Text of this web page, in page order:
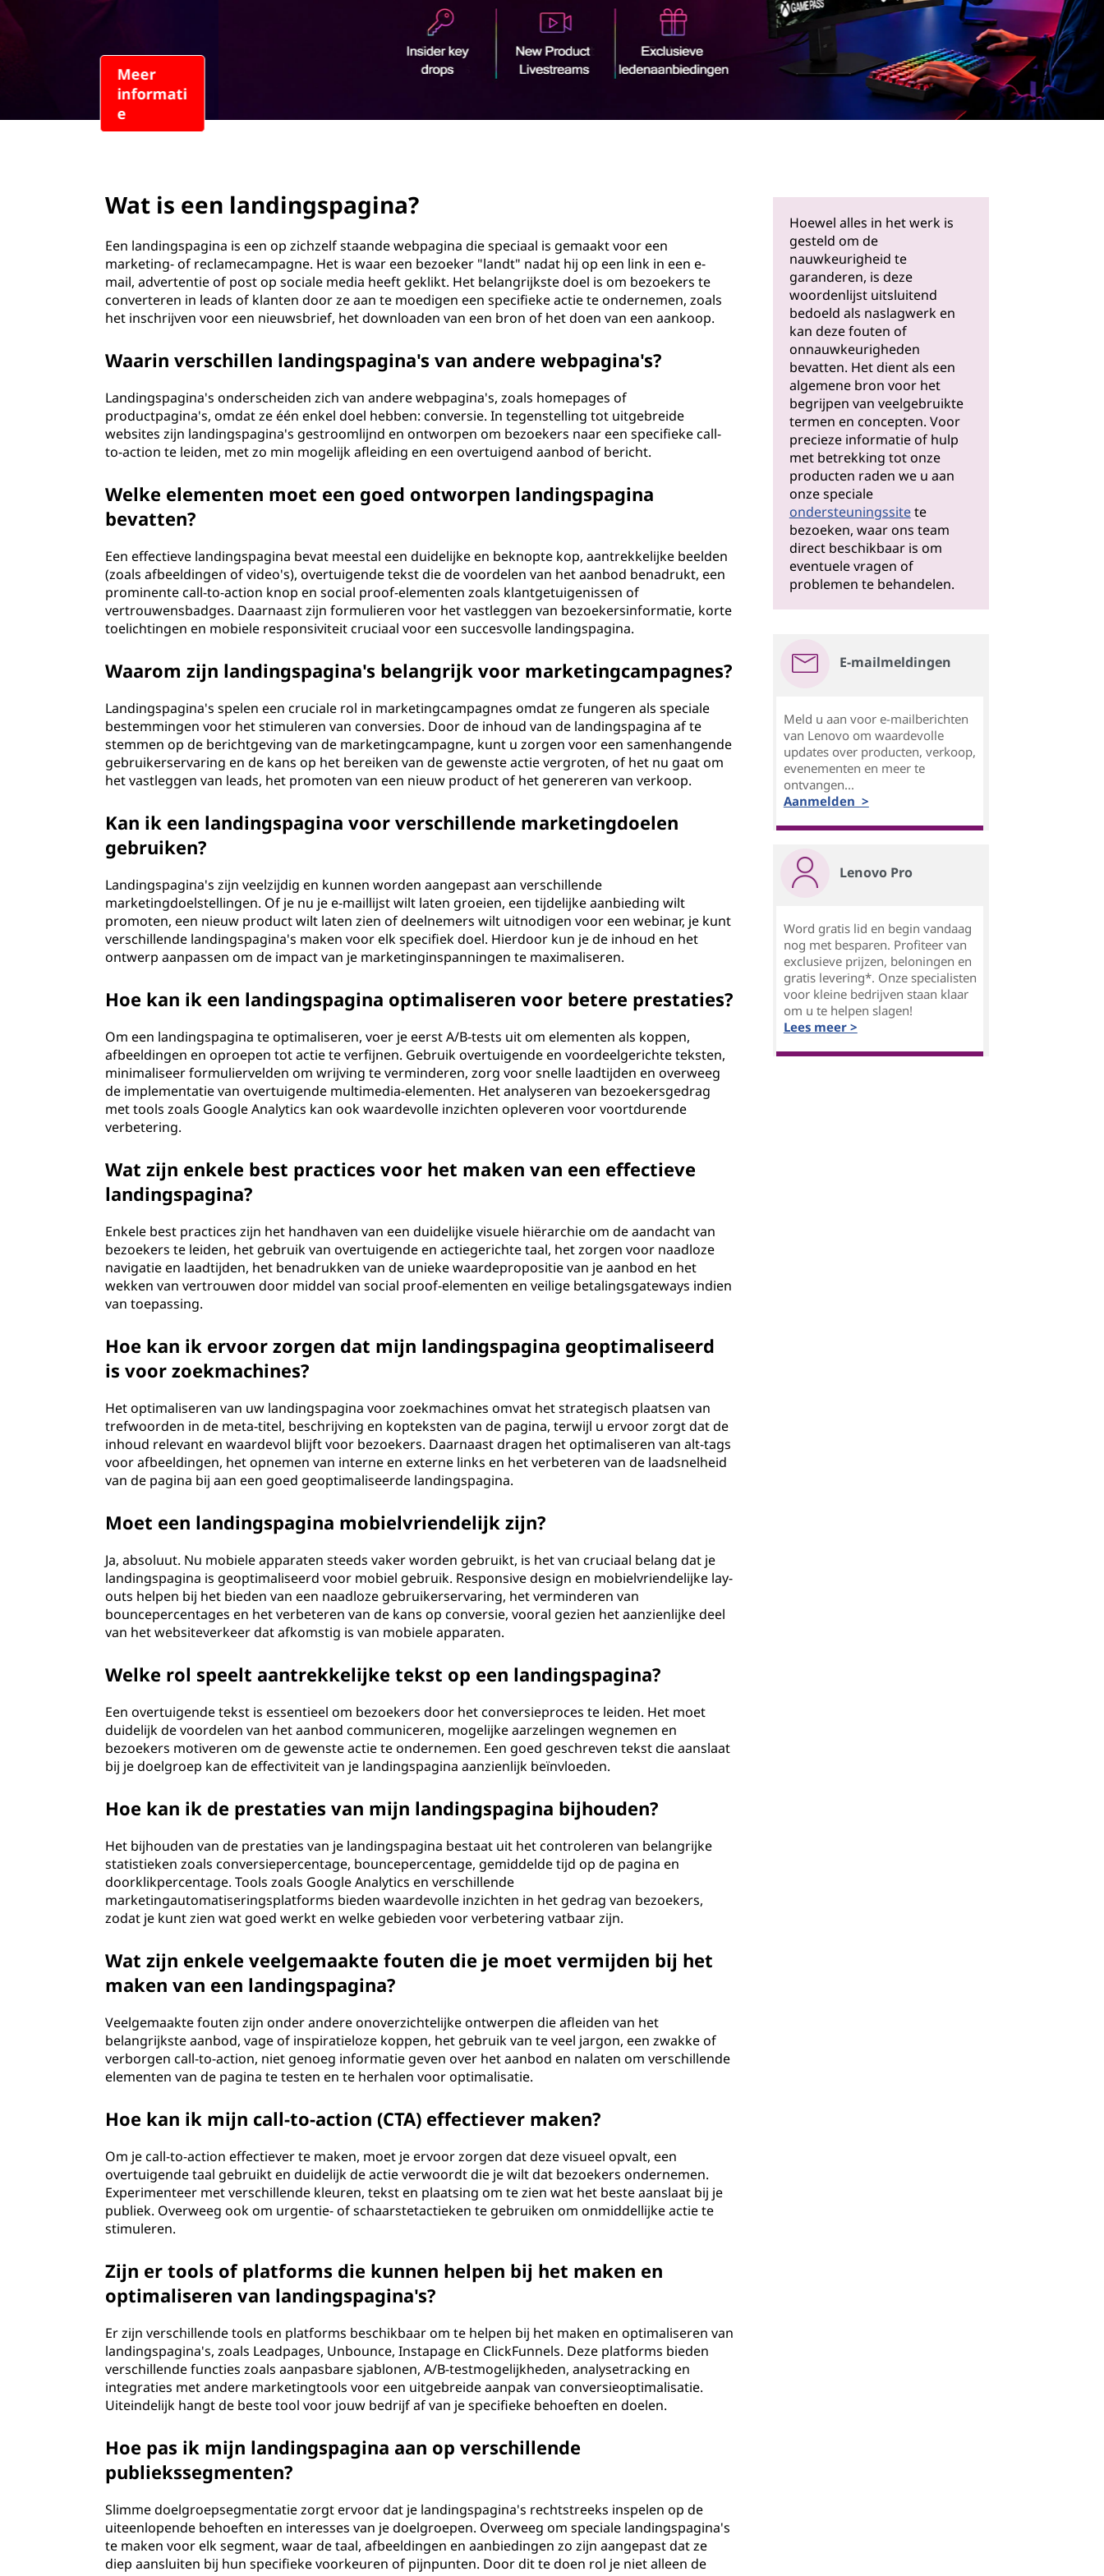
u
Meer
informati
Wat is een landingspagina?
Een landingspagina is een op zichzelf staande webpagina die speciaal is gemaakt voor een
marketing- of reclamecampagne. Het is waar een bezoeker "landt" nadat hij op een link in een e-
mail, advertentie of post op sociale media heeft geklikt. Het belangrijkste doel is om bezoekers te
converteren in leads of klanten door ze aan te moedigen een specifieke actie te ondernemen, zoals
het inschrijven voor een nieuwsbrief, het downloaden van een bron of het doen van een aankoop.
Waarin verschillen landingspagina's van andere webpagina's?
Landingspagina's onderscheiden zich van andere webpagina's, zoals homepages of
productpagina's, omdat ze één enkel doel hebben: conversie. In tegenstelling tot uitgebreide
websites zijn landingspagina's gestroomlijnd en ontworpen om bezoekers naar een specifieke call-
to-action te leiden, met zo min mogelijk afleiding en een overtuigend aanbod of bericht.
Welke elementen moet een goed ontworpen landingspagina
bevatten?
Een effectieve landingspagina bevat meestal een duidelijke en beknopte kop, aantrekkelijke beelden
(zoals afbeeldingen of video's), overtuigende tekst die de voordelen van het aanbod benadrukt, een
prominente call-to-action knop en social proof-elementen zoals klantgetuigenissen of
vertrouwensbadges. Daarnaast zijn formulieren voor het vastleggen van bezoekersinformatie, korte
toelichtingen en mobiele responsiviteit cruciaal voor een succesvolle landingspagina.
Waarom zijn landingspagina's belangrijk voor marketingcampagnes?
Landingspagina's spelen een cruciale rol in marketingcampagnes omdat ze fungeren als speciale
bestemmingen voor het stimuleren van conversies. Door de inhoud van de landingspagina af te
stemmen op de berichtgeving van de marketingcampagne, kunt u zorgen voor een samenhangende
gebruikerservaring en de kans op het bereiken van de gewenste actie vergroten, of het nu gaat om
het vastleggen van leads, het promoten van een nieuw product of het genereren van verkoop.
Kan ik een landingspagina voor verschillende marketingdoelen
gebruiken?
Landingspagina's zijn veelzijdig en kunnen worden aangepast aan verschillende
marketingdoelstellingen. Of je nu je e-maillijst wilt laten groeien, een tijdelijke aanbieding wilt
promoten, een nieuw product wilt laten zien of deelnemers wilt uitnodigen voor een webinar, je kunt
verschillende landingspagina's maken voor elk specifiek doel. Hierdoor kun je de inhoud en het
ontwerp aanpassen om de impact van je marketinginspanningen te maximaliseren.
Hoe kan ik een landingspagina optimaliseren voor betere prestaties?
Om een landingspagina te optimaliseren, voer je eerst A/B-tests uit om elementen als koppen,
afbeeldingen en oproepen tot actie te verfijnen. Gebruik overtuigende en voordeelgerichte teksten,
minimaliseer formuliervelden om wrijving te verminderen, zorg voor snelle laadtijden en overweeg
de implementatie van overtuigende multimedia-elementen. Het analyseren van bezoekersgedrag
met tools zoals Google Analytics kan ook waardevolle inzichten opleveren voor voortdurende
verbetering.
Wat zijn enkele best practices voor het maken van een effectieve
landingspagina?
Enkele best practices zijn het handhaven van een duidelijke visuele hiërarchie om de aandacht van
bezoekers te leiden, het gebruik van overtuigende en actiegerichte taal, het zorgen voor naadloze
navigatie en laadtijden, het benadrukken van de unieke waardepropositie van je aanbod en het
wekken van vertrouwen door middel van social proof-elementen en veilige betalingsgateways indien
van toepassing.
Hoe kan ik ervoor zorgen dat mijn landingspagina geoptimaliseerd
is voor zoekmachines?
Het optimaliseren van uw landingspagina voor zoekmachines omvat het strategisch plaatsen van
trefwoorden in de meta-titel, beschrijving en kopteksten van de pagina, terwijl u ervoor zorgt dat de
inhoud relevant en waardevol blijft voor bezoekers. Daarnaast dragen het optimaliseren van alt-tags
voor afbeeldingen, het opnemen van interne en externe links en het verbeteren van de laadsnelheid
van de pagina bij aan een goed geoptimaliseerde landingspagina.
Moet een landingspagina mobielvriendelijk zijn?
Ja, absoluut. Nu mobiele apparaten steeds vaker worden gebruikt, is het van cruciaal belang dat je
landingspagina is geoptimaliseerd voor mobiel gebruik. Responsive design en mobielvriendelijke lay-
outs helpen bij het bieden van een naadloze gebruikerservaring, het verminderen van
bouncepercentages en het verbeteren van de kans op conversie, vooral gezien het aanzienlijke deel
van het websiteverkeer dat afkomstig is van mobiele apparaten.
Welke rol speelt aantrekkelijke tekst op een landingspagina?
Een overtuigende tekst is essentieel om bezoekers door het conversieproces te leiden. Het moet
duidelijk de voordelen van het aanbod communiceren, mogelijke aarzelingen wegnemen en
bezoekers motiveren om de gewenste actie te ondernemen. Een goed geschreven tekst die aanslaat
bij je doelgroep kan de effectiviteit van je landingspagina aanzienlijk beïnvloeden.
Hoe kan ik de prestaties van mijn landingspagina bijhouden?
Het bijhouden van de prestaties van je landingspagina bestaat uit het controleren van belangrijke
statistieken zoals conversiepercentage, bouncepercentage, gemiddelde tijd op de pagina en
doorklikpercentage. Tools zoals Google Analytics en verschillende
marketingautomatiseringsplatforms bieden waardevolle inzichten in het gedrag van bezoekers,
zodat je kunt zien wat goed werkt en welke gebieden voor verbetering vatbaar zijn.
Wat zijn enkele veelgemaakte fouten die je moet vermijden bij het
maken van een landingspagina?
Veelgemaakte fouten zijn onder andere onoverzichtelijke ontwerpen die afleiden van het
belangrijkste aanbod, vage of inspiratieloze koppen, het gebruik van te veel jargon, een zwakke of
verborgen call-to-action, niet genoeg informatie geven over het aanbod en nalaten om verschillende
elementen van de pagina te testen en te herhalen voor optimalisatie.
Hoe kan ik mijn call-to-action (CTA) effectiever maken?
Om je call-to-action effectiever te maken, moet je ervoor zorgen dat deze visueel opvalt, een
overtuigende taal gebruikt en duidelijk de actie verwoordt die je wilt dat bezoekers ondernemen.
Experimenteer met verschillende kleuren, tekst en plaatsing om te zien wat het beste aanslaat bij je
publiek. Overweeg ook om urgentie- of schaarstetactieken te gebruiken om onmiddellijke actie te
stimuleren.
Zijn er tools of platforms die kunnen helpen bij het maken en
optimaliseren van landingspagina's?
Er zijn verschillende tools en platforms beschikbaar om te helpen bij het maken en optimaliseren van
landingspagina's, zoals Leadpages, Unbounce, Instapage en ClickFunnels. Deze platforms bieden
verschillende functies zoals aanpasbare sjablonen, A/B-testmogelijkheden, analysetracking en
integraties met andere marketingtools voor een uitgebreide aanpak van conversieoptimalisatie.
Uiteindelijk hangt de beste tool voor jouw bedrijf af van je specifieke behoeften en doelen.
Hoe pas ik mijn landingspagina aan op verschillende
publiekssegmenten?
Slimme doelgroepsegmentatie zorgt ervoor dat je landingspagina's rechtstreeks inspelen op de
uiteenlopende behoeften en interesses van je doelgroepen. Overweeg om speciale landingspagina's
te maken voor elk segment, waar de taal, afbeeldingen en aanbiedingen zo zijn aangepast dat ze
diep aansluiten bij hun specifieke voorkeuren of pijnpunten. Door dit te doen rol je niet alleen de
Hoewel alles in het werk is
gesteld om de
nauwkeurigheid te
garanderen, is deze
woordenlijst uitsluitend
bedoeld als naslagwerk en
kan deze fouten of
onnauwkeurigheden
bevatten. Het dient als een
algemene bron voor het
begrijpen van veelgebruikte
termen en concepten. Voor
precieze informatie of hulp
met betrekking tot onze
producten raden we u aan
onze speciale
ondersteuningssitete
bezoeken, waar ons team
direct beschikbaar is om
eventuele vragen of
problemen te behandelen.
E-mailmeldingen
Meld u aan voor e-mailberichten
van Lenovo om waardevolle
updates over producten, verkoop,
evenementen en meer te
ontvangen...
Aanmelden >
Lenovo Pro
Word gratis lid en begin vandaag
nog met besparen. Profiteer van
exclusieve prijzen, beloningen en
gratis levering*. Onze specialisten
voor kleine bedrijven staan klaar
om u te helpen slagen!
Lees meer >